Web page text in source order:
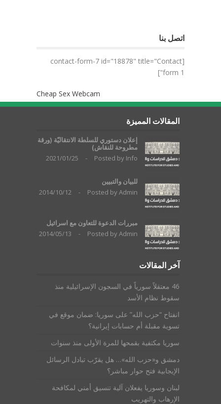
اتصل بنا
[contact-form-7 id="18878" title="Contact
form 1"]
Cheap Sex Webcam
المقالات المميزة
إعلان دستوري للسلطة الانتقاليّة (ورقة
مطروحة للنقاش)
Posted by Info
-
2021/01/25
للبيان والتبيين
Posted byAdmin
-
2014/10/12
مبررات الدعوة للتعاون مع اسرائيل
Posted byAdmin
-
2014/05/13
آخر المقالات
46 معتقلاً سورياً في السجون الإسرائيلية منذ
سقوط نظام الأسد
انفتاح “حزب الله” على سوريا: ضمان موقع في
تسوية مقبلة أم حسابات إيرانية؟
سوريا مكتفية بقمحها للمرة الأولى منذ سنوات
دمشق و«حزب الله»… هل يقرّب تبادل الرسائل
الإيجابية فتح حوار مباشر؟
لبنان وسوريا يفعلان آلية تنسيق أمني لمكافحة
الإرهاب والتهريب